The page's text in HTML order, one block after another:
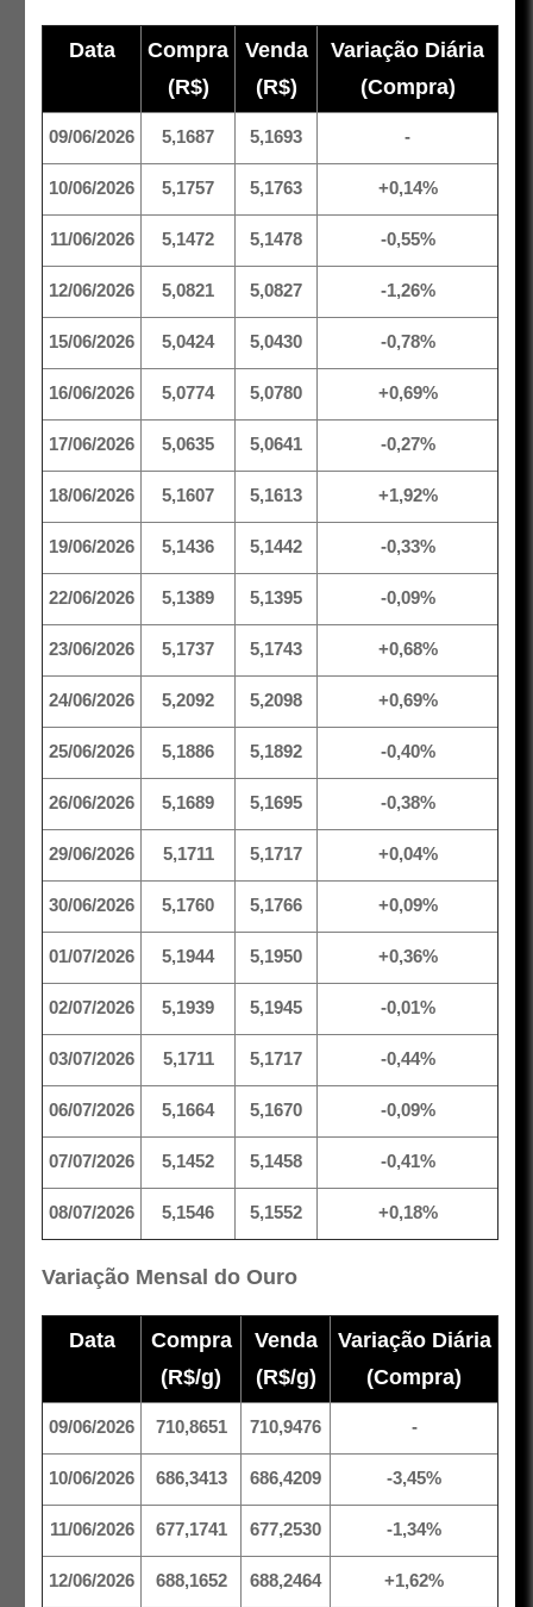
Data
Compra
(R$)
Venda
(R$)
Variação Diária
(Compra)
09/06/2026 5,1687 5,1693 -
10/06/2026 5,1757 5,1763 +0,14%
11/06/2026 5,1472 5,1478 -0,55%
12/06/2026 5,0821 5,0827 -1,26%
15/06/2026 5,0424 5,0430 -0,78%
16/06/2026 5,0774 5,0780 +0,69%
17/06/2026 5,0635 5,0641 -0,27%
18/06/2026 5,1607 5,1613 +1,92%
19/06/2026 5,1436 5,1442 -0,33%
22/06/2026 5,1389 5,1395 -0,09%
23/06/2026 5,1737 5,1743 +0,68%
24/06/2026 5,2092 5,2098 +0,69%
25/06/2026 5,1886 5,1892 -0,40%
26/06/2026 5,1689 5,1695 -0,38%
29/06/2026 5,1711 5,1717 +0,04%
30/06/2026 5,1760 5,1766 +0,09%
01/07/2026 5,1944 5,1950 +0,36%
02/07/2026 5,1939 5,1945 -0,01%
03/07/2026 5,1711 5,1717 -0,44%
06/07/2026 5,1664 5,1670 -0,09%
07/07/2026 5,1452 5,1458 -0,41%
08/07/2026 5,1546 5,1552 +0,18%
Variação Mensal do Ouro
Data
Compra
(R$/g)
Venda
(R$/g)
Variação Diária
(Compra)
09/06/2026 710,8651 710,9476 -
10/06/2026 686,3413 686,4209 -3,45%
11/06/2026 677,1741 677,2530 -1,34%
12/06/2026 688,1652 688,2464 +1,62%